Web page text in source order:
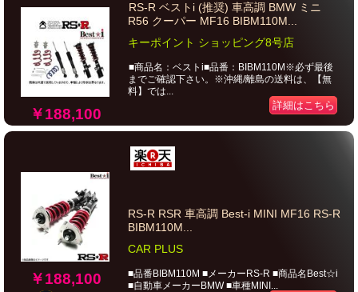
￥188,100
RS-R ベストi (推奨) 車高調 BMW ミニ
R56 クーパー MF16 BIBM110M...
キーポイント ショッピング8号店
■商品名：ベストi■品番：BIBM110M※必ず最後
までご確認下さい。※沖縄/離島の送料は、【無
料】では...
詳細はこちら
￥188,100
RS-R RSR 車高調 Best-i MINI MF16 RS-R
BIBM110M...
CAR PLUS
■品番BIBM110M ■メーカーRS-R ■商品名Best☆i
■自動車メーカーBMW ■車種MINI...